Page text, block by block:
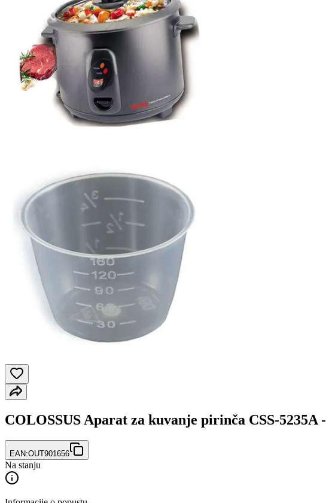
COLOSSUS Aparat za kuvanje pirinča CSS-5235A
EAN:OUT901656
Na stanju